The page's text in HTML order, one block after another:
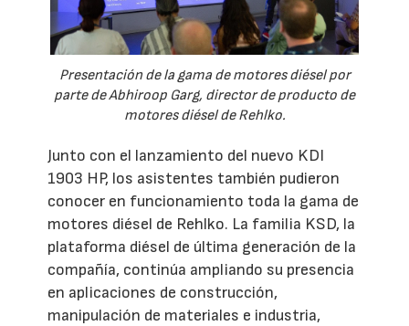
Presentación de la gama de motores diésel por
parte de Abhiroop Garg, director de producto de
motores diésel de Rehlko.
Junto con el lanzamiento del nuevo KDI
1903 HP, los asistentes también pudieron
conocer en funcionamiento toda la gama de
motores diésel de Rehlko. La familia KSD, la
plataforma diésel de última generación de la
compañía, continúa ampliando su presencia
en aplicaciones de construcción,
manipulación de materiales e industria,